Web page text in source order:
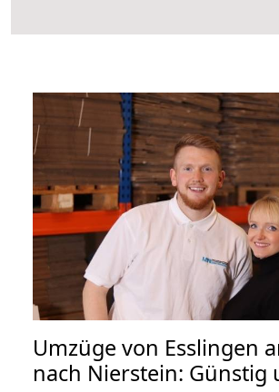
Umzüge von Esslingen
nach Nierstein: Günstig